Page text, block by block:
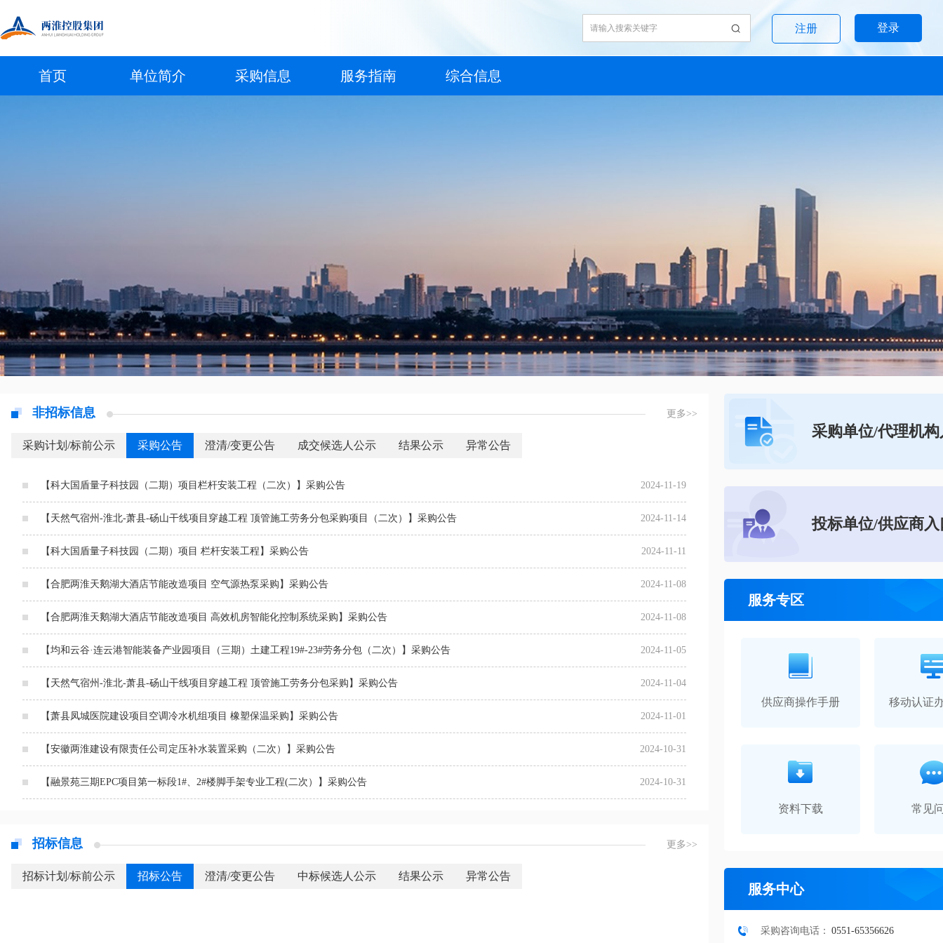
注册 登录
首页 单位简介 采购信息 服务指南 综合信息
非招标信息 更多>>
采购计划/标前公示 采购公告 澄清/变更公告 成交候选人公示 结果公示 异常公告
【科大国盾量子科技园（二期）项目栏杆安装工程（二次）】采购公告 2024-11-19
【天然气宿州-淮北-萧县-砀山干线项目穿越工程 顶管施工劳务分包采购项目（二次）】采购公告 2024-11-14
【科大国盾量子科技园（二期）项目 栏杆安装工程】采购公告 2024-11-11
【合肥两淮天鹅湖大酒店节能改造项目 空气源热泵采购】采购公告 2024-11-08
【合肥两淮天鹅湖大酒店节能改造项目 高效机房智能化控制系统采购】采购公告 2024-11-08
【均和云谷·连云港智能装备产业园项目（三期）土建工程19#-23#劳务分包（二次）】采购公告 2024-11-05
【天然气宿州-淮北-萧县-砀山干线项目穿越工程 顶管施工劳务分包采购】采购公告 2024-11-04
【萧县凤城医院建设项目空调冷水机组项目 橡塑保温采购】采购公告 2024-11-01
【安徽两淮建设有限责任公司定压补水装置采购（二次）】采购公告 2024-10-31
【融景苑三期EPC项目第一标段1#、2#楼脚手架专业工程(二次）】采购公告 2024-10-31
招标信息 更多>>
招标计划/标前公示 招标公告 澄清/变更公告 中标候选人公示 结果公示 异常公告
采购单位/代理机
投标单位/供应商入
服务专区
供应商操作手册 移动认证
资料下载 常见
服务中心
采购咨询电话： 0551-65356626